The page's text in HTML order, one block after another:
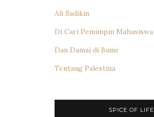
Ali Sadikin
Di Cari Pemimpin Mahasiswa
Dan Damai di Bumi
Tentang Palestina
SPICE OF LIFE